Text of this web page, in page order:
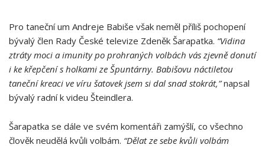
Pro taneční um Andreje Babiše však neměl příliš pochopení
bývalý člen Rady České televize Zdeněk Šarapatka. “Vidina
ztráty moci a imunity po prohraných volbách vás zjevně donutí
i ke křepčení s holkami ze Špuntárny. Babišovu náctiletou
taneční kreaci ve víru šatovek jsem si dal snad stokrát,”napsal
bývalý radní k videu Šteindlera.
Šarapatka se dále ve svém komentáři zamýšlí, co všechno
člověk neudělá kvůli volbám. “Dělat ze sebe kvůli volbám